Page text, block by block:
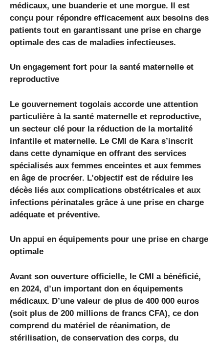
médicaux, une buanderie et une morgue. Il est
conçu pour répondre efficacement aux besoins des
patients tout en garantissant une prise en charge
optimale des cas de maladies infectieuses.
Un engagement fort pour la santé maternelle et
reproductive
Le gouvernement togolais accorde une attention
particulière à la santé maternelle et reproductive,
un secteur clé pour la réduction de la mortalité
infantile et maternelle. Le CMI de Kara s’inscrit
dans cette dynamique en offrant des services
spécialisés aux femmes enceintes et aux femmes
en âge de procréer. L’objectif est de réduire les
décès liés aux complications obstétricales et aux
infections périnatales grâce à une prise en charge
adéquate et préventive.
Un appui en équipements pour une prise en charge
optimale
Avant son ouverture officielle, le CMI a bénéficié,
en 2024, d’un important don en équipements
médicaux. D’une valeur de plus de 400 000 euros
(soit plus de 200 millions de francs CFA), ce don
comprend du matériel de réanimation, de
stérilisation, de conservation des corps, du